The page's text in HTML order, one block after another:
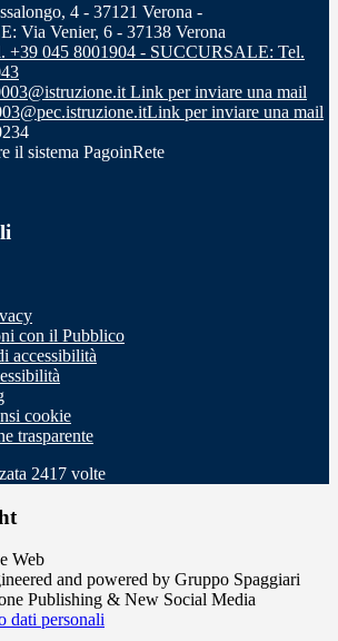
4 - 37121 Verona -
Via Venier, 6 - 37138 Verona
+39 045 8001904 - SUCCURSALE: Tel.
Link per inviare una mail
Link per inviare una mail
il sistema PagoinRete
con il Pubblico
accessibilità
cookie
trasparente
2417 volte
and powered by Gruppo Spaggiari
Publishing & New Social Media
dati personali